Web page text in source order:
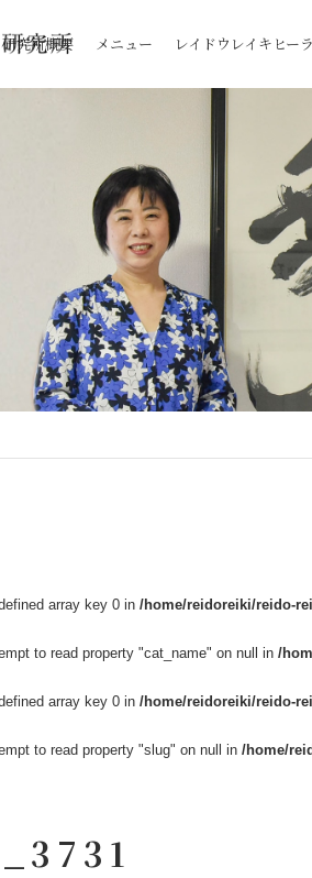
研究所概要 メニュー レイドウレイキヒー
array key 0 in /home/reidoreiki/reido-
to read property "cat_name" on null in /
array key 0 in /home/reidoreiki/reido-
to read property "slug" on null in /home/